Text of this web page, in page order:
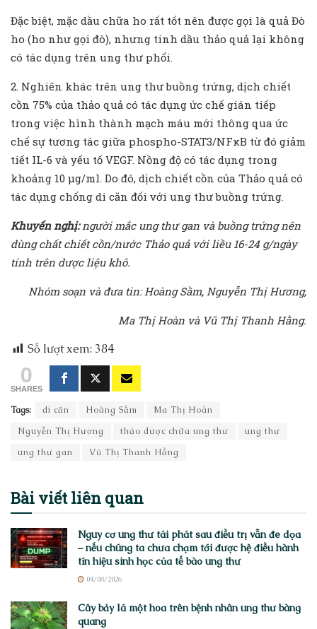
Đặc biệt, mặc dầu chữa ho rất tốt nên được gọi là quả Đò
ho (ho như gọi đò), nhưng tinh dầu thảo quả lại không
có tác dụng trên ung thư phổi.
2. Nghiên khác trên ung thư buồng trứng, dịch chiết
cồn 75% của thảo quả có tác dụng ức chế gián tiếp
trong việc hình thành mạch máu mới thông qua ức
chế sự tương tác giữa phospho-STAT3/NFκB từ đó giảm
tiết IL-6 và yếu tố VEGF. Nồng độ có tác dụng trong
khoảng 10 µg/ml. Do đó, dịch chiết cồn của Thảo quả có
tác dụng chống di căn đối với ung thư buồng trứng.
Khuyến nghị:người mắc ung thư gan và buồng trứng nên
dùng chất chiết cồn/nước Thảo quả với liều 16-24 g/ngày
tính trên dược liệu khô.
Nhóm soạn và đưa tin: Hoàng Sầm, Nguyễn Thị Hương,
Ma Thị Hoàn và Vũ Thị Thanh Hằng.
Số lượt xem: 384
0
SHARES
Tags: di căn Hoàng Sầm
Ma Thị Hoàn
Nguyễn Thị Hương
thảo dược chữa ung thư
ung thư
ung thư gan
Vũ Thị Thanh Hằng
Bài viếtliên quan
Nguy cơ ung thư tái phát sau điều trị vẫn đe dọa
– nếu chúng ta chưa chạm tới được hệ điều hành
tín hiệu sinh học của tế bào ung thư
04/08/2026
Cây bảy lá một hoa trên bệnh nhân ung thư bàng
quang